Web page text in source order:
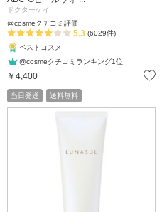
ドクターケイ
@cosmeクチコミ評価
5.3 (6029件)
ベストコスメ
@cosmeクチコミランキング1位
￥4,400
当日発送 送料無料